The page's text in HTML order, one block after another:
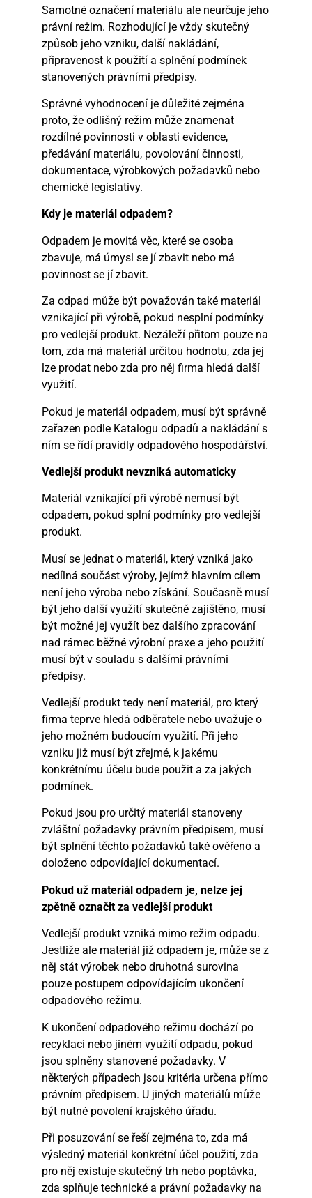
Samotné označení materiálu ale neurčuje jeho
právní režim. Rozhodující je vždy skutečný
způsob jeho vzniku, další nakládání,
připravenost k použití a splnění podmínek
stanovených právními předpisy.
Správné vyhodnocení je důležité zejména
proto, že odlišný režim může znamenat
rozdílné povinnosti v oblasti evidence,
předávání materiálu, povolování činnosti,
dokumentace, výrobkových požadavků nebo
chemické legislativy.
Kdy je materiál odpadem?
Odpadem je movitá věc, které se osoba
zbavuje, má úmysl se jí zbavit nebo má
povinnost se jí zbavit.
Za odpad může být považován také materiál
vznikající při výrobě, pokud nesplní podmínky
pro vedlejší produkt. Nezáleží přitom pouze na
tom, zda má materiál určitou hodnotu, zda jej
lze prodat nebo zda pro něj firma hledá další
využití.
Pokud je materiál odpadem, musí být správně
zařazen podle Katalogu odpadů a nakládání s
ním se řídí pravidly odpadového hospodářství.
Vedlejší produkt nevzniká automaticky
Materiál vznikající při výrobě nemusí být
odpadem, pokud splní podmínky pro vedlejší
produkt.
Musí se jednat o materiál, který vzniká jako
nedílná součást výroby, jejímž hlavním cílem
není jeho výroba nebo získání. Současně musí
být jeho další využití skutečně zajištěno, musí
být možné jej využít bez dalšího zpracování
nad rámec běžné výrobní praxe a jeho použití
musí být v souladu s dalšími právními
předpisy.
Vedlejší produkt tedy není materiál, pro který
firma teprve hledá odběratele nebo uvažuje o
jeho možném budoucím využití. Při jeho
vzniku již musí být zřejmé, k jakému
konkrétnímu účelu bude použit a za jakých
podmínek.
Pokud jsou pro určitý materiál stanoveny
zvláštní požadavky právním předpisem, musí
být splnění těchto požadavků také ověřeno a
doloženo odpovídající dokumentací.
Pokud už materiál odpadem je, nelze jej
zpětně označit za vedlejší produkt
Vedlejší produkt vzniká mimo režim odpadu.
Jestliže ale materiál již odpadem je, může se z
něj stát výrobek nebo druhotná surovina
pouze postupem odpovídajícím ukončení
odpadového režimu.
K ukončení odpadového režimu dochází po
recyklaci nebo jiném využití odpadu, pokud
jsou splněny stanovené požadavky. V
některých případech jsou kritéria určena přímo
právním předpisem. U jiných materiálů může
být nutné povolení krajského úřadu.
Při posuzování se řeší zejména to, zda má
výsledný materiál konkrétní účel použití, zda
pro něj existuje skutečný trh nebo poptávka,
zda splňuje technické a právní požadavky na